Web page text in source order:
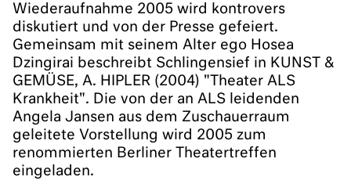
Wiederaufnahme 2005 wird kontrovers
diskutiert und von der Presse gefeiert.
Gemeinsam mit seinem Alter ego Hosea
Dzingirai beschreibt Schlingensief in KUNST &
GEMÜSE, A. HIPLER (2004) "Theater ALS
Krankheit". Die von der an ALS leidenden
Angela Jansen aus dem Zuschauerraum
geleitete Vorstellung wird 2005 zum
renommierten Berliner Theatertreffen
eingeladen.